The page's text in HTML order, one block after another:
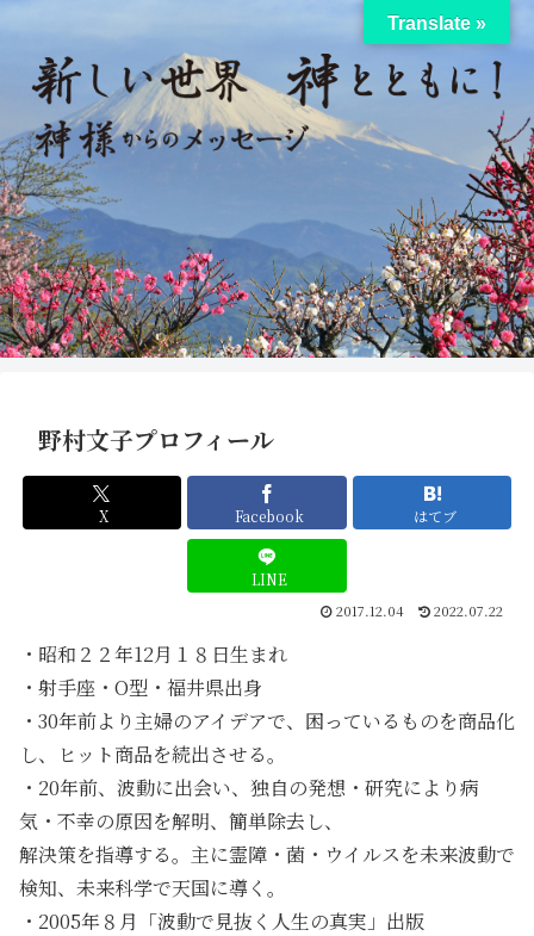
野村文子プロフィール
X Facebook はてブ
LINE
2017.12.04 2022.07.22
・昭和２２年12月１８日生まれ
・射手座・O型・福井県出身
・30年前より主婦のアイデアで、困っているものを商品化
し、ヒット商品を続出させる。
・20年前、波動に出会い、独自の発想・研究により病
気・不幸の原因を解明、簡単除去し、
解決策を指導する。主に霊障・菌・ウイルスを未来波動で
検知、未来科学で天国に導く。
・2005年８月「波動で見抜く人生の真実」出版
Translate »